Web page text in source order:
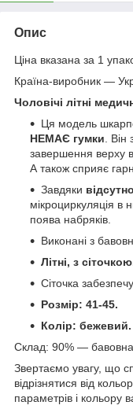
Опис
Ціна вказана за 1
Країна-виробник —
Чоловічі літні
Ця модель
НЕМАЄ гумки .
завершення верху
А також сприяє
Завдяки
мікроциркуляція в
поява набряків.
Виконані з
Літні, з
Сіточка
Розмір: 41-45.
Колір: бежевий.
Склад: 90% —
Звертаємо увагу, що
відрізнятися від
параметрів і кольору